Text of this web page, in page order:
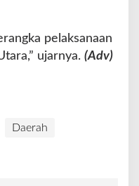
pelaksanaan
ujarnya. (Adv)
Daerah